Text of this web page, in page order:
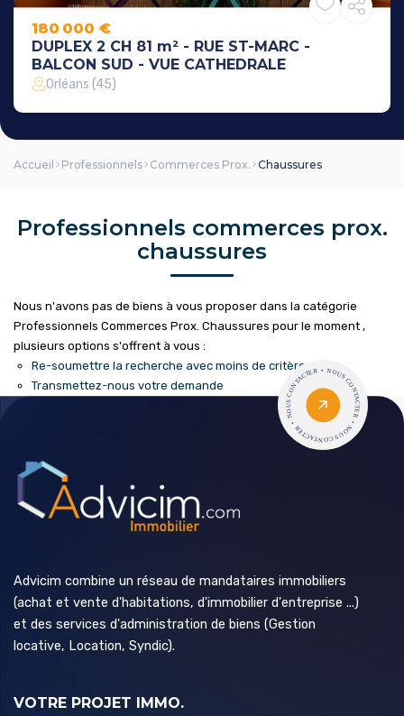
DUPLEX 2 CH 81 m² - RUE ST-MARC -
BALCON SUD - VUE CATHEDRALE
180 000 €
Orléans (45)
Accueil Professionnels Commerces Prox. Chaussures
Professionnels commerces prox.
chaussures
Nous n'avons pas de biens à vous proposer dans la catégorie
Professionnels Commerces Prox. Chaussures pour le moment ,
plusieurs options s'offrent à vous :
Re-soumettre la recherche avec moins de critères.
Transmettez-nous votre demande
Advicim combine un réseau de mandataires immobiliers
(achat et vente d'habitations, d'immobilier d'entreprise ...)
et des services d'administration de biens (Gestion
locative, Location, Syndic).
VOTRE PROJET IMMO.